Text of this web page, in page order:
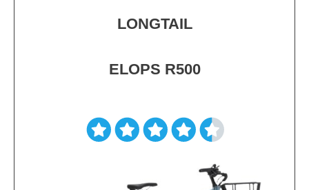
LONGTAIL
ELOPS R500